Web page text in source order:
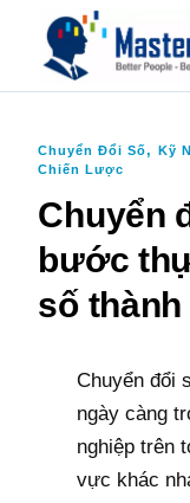
Chuyển Đổi Số,Kỹ
Chiến Lược
Chuyển
bước
số
Chuyển đổi
ngày càng
nghiệp trên
vực khác